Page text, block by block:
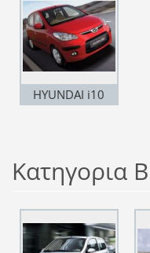
HYUNDAI i10
Κατηγορια Β